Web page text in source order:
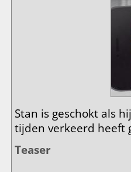
Stan is geschokt als
tijden verkeerd heeft
Teaser